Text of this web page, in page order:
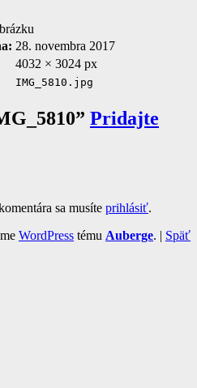
28. novembra 2017
4032 × 3024 px
IMG_5810.jpg
” Pridajte
sa musíte prihlásiť.
WordPress tému Auberge. | Späť